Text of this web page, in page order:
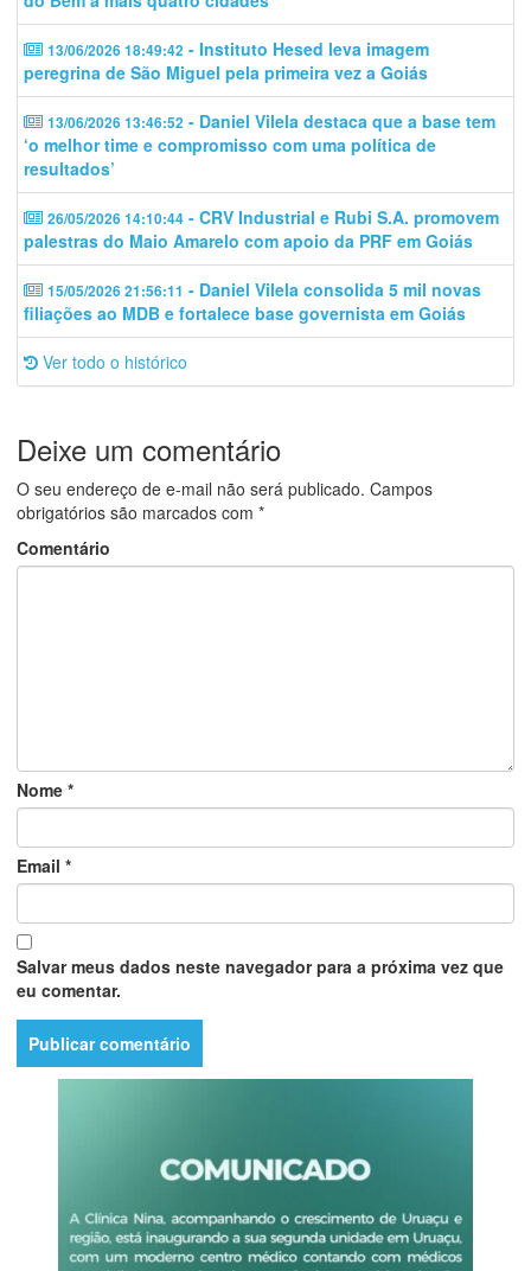
13/06/2026 18:49:42 - Instituto Hesed leva imagem
peregrina de São Miguel pela primeira vez a Goiás
13/06/2026 13:46:52 - Daniel Vilela destaca que a base tem
‘o melhor time e compromisso com uma política de
resultados’
26/05/2026 14:10:44 - CRV Industrial e Rubi S.A. promovem
palestras do Maio Amarelo com apoio da PRF em Goiás
15/05/2026 21:56:11 - Daniel Vilela consolida 5 mil novas
filiações ao MDB e fortalece base governista em Goiás
Ver todo o histórico
Deixe um comentário
O seu endereço de e-mail não será publicado. Campos
obrigatórios são marcados com *
Comentário
Nome *
Email *
Salvar meus dados neste navegador para a próxima vez que
eu comentar.